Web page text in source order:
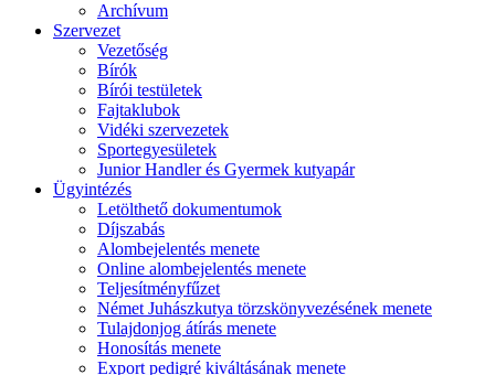
Archívum
Szervezet
Vezetőség
Bírók
Bírói testületek
Fajtaklubok
Vidéki szervezetek
Sportegyesületek
Junior Handler és Gyermek kutyapár
Ügyintézés
Letölthető dokumentumok
Díjszabás
Alombejelentés menete
Online alombejelentés menete
Teljesítményfűzet
Német Juhászkutya törzskönyvezésének menete
Tulajdonjog átírás menete
Honosítás menete
Export pedigré kiváltásának menete